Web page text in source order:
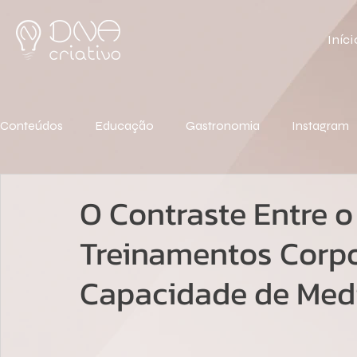
Conteúdos Educação Gastronomia Instagram
O Contraste Entre
Treinamentos
Capacidade de